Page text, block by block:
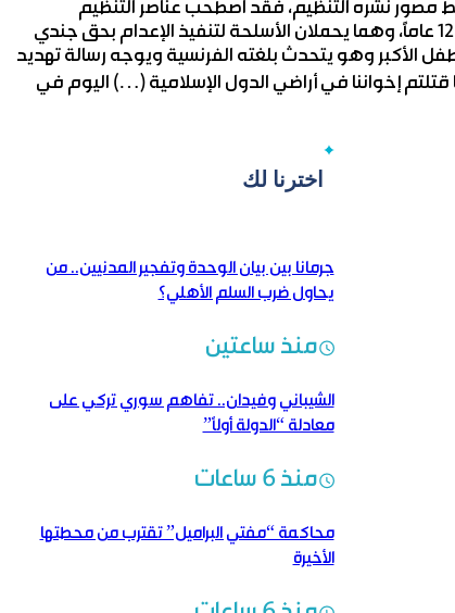
مصور نشره التنظيم، فقد اصطحب عناصر التنظيم
المتطرف، الطفلين الفرنسيين اللذين لم يتجاوز سن الأكبر منهما 12 عاماً، وهما يحملان الأسلحة لتنفيذ الإعدام بحق جندي
الأكبر وهو يتحدث بلغته الفرنسية ويوجه رسالة تهديد
إخواننا في أراضي الدول الإسلامية (…) اليوم في
اخترنا لك
جرمانا بين بيان الوحدة وتفجير المدنيين.. من
يحاول ضرب السلم الأهلي؟
منذ ساعتين
الشيباني وفيدان.. تفاهم سوري تركي على
معادلة “الدولة أولاً”
منذ 6 ساعات
محاكمة “مفتي البراميل” تقترب من محطتها
الأخيرة